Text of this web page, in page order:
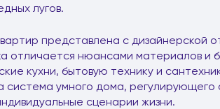
лугов.
представлена с дизайнерской
отличается нюансами материалов и
кухни, бытовую технику и
умного дома, регулирующего
сценарии жизни.